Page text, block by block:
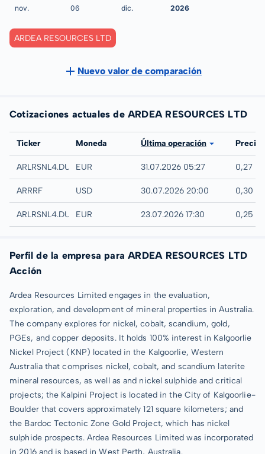
ARDEA RESOURCES LTD
Nuevo valor de comparación
Cotizaciones actuales de ARDEA RESOURCES LTD
Bolsa
Ticker Moneda Última operación Precio
Quotrix
ARLRSNL4.DUSDEUR 31.07.2026 05:27 0,27
UTC
ARRRF USD 30.07.2026 20:00 0,30
Düsseldorf
ARLRSNL4.DUSBEUR 23.07.2026 17:30 0,25
Perfil de la empresa para ARDEA RESOURCES LTD
Acción
Ardea Resources Limited engages in the evaluation,
exploration, and development of mineral properties in Australia.
The company explores for nickel, cobalt, scandium, gold,
PGEs, and copper deposits. It holds 100% interest in Kalgoorlie
Nickel Project (KNP) located in the Kalgoorlie, Western
Australia that comprises nickel, cobalt, and scandium laterite
mineral resources, as well as and nickel sulphide and critical
projects; the Kalpini Project is located in the City of Kalgoorlie-
Boulder that covers approximately 121 square kilometers; and
the Bardoc Tectonic Zone Gold Project, which has nickel
sulphide prospects. Ardea Resources Limited was incorporated
in 2016 and is based in West Perth, Australia.